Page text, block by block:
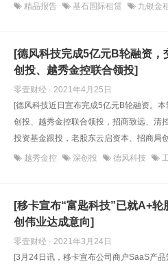
精品报告 基石国际租赁 九银金
[德风科技完成5亿元B轮融资，
创投、越秀金控联合领投]
零壹财经 · 2021年4月25日
[德风科技近日宣布完成5亿元B轮融资。
创投、越秀金控联合领投，招商致远、清
投资基金跟投，老股东云启资本、招商局
越秀金控 深创投 德风科技
[移卡宣布“富匙科技”已就A+轮
创伟业达成意向]
零壹财经 · 2021年3月24日
[3月24日讯，移卡宣布公司商户SaaS产品